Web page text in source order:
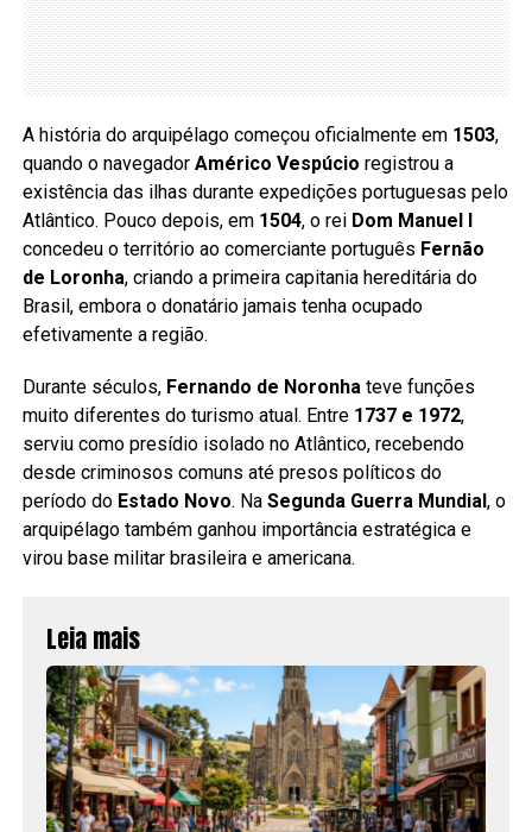
A história do arquipélago começou oficialmente em 1503,
quando o navegador Américo Vespúcio registrou a
existência das ilhas durante expedições portuguesas pelo
Atlântico. Pouco depois, em 1504, o rei Dom Manuel I
concedeu o território ao comerciante português Fernão
de Loronha, criando a primeira capitania hereditária do
Brasil, embora o donatário jamais tenha ocupado
efetivamente a região.
Durante séculos, Fernando de Noronhateve funções
muito diferentes do turismo atual. Entre 1737 e 1972,
serviu como presídio isolado no Atlântico, recebendo
desde criminosos comuns até presos políticos do
período do Estado Novo. Na Segunda Guerra Mundial, o
arquipélago também ganhou importância estratégica e
virou base militar brasileira e americana.
Leia mais